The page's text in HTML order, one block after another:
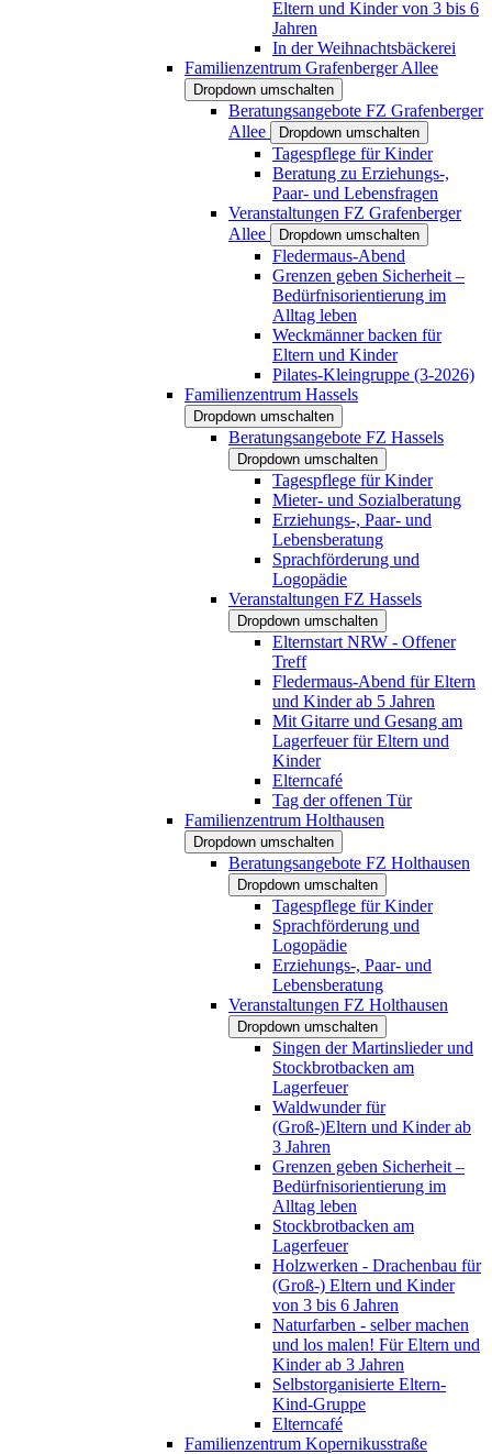
Eltern und Kinder von 3 bis 6
Jahren
In der Weihnachtsbäckerei
Familienzentrum Grafenberger Allee
Dropdown umschalten
Beratungsangebote FZ Grafenberger
Allee
Dropdown umschalten
Tagespflege für Kinder
Beratung zu Erziehungs-,
Paar- und Lebensfragen
Veranstaltungen FZ Grafenberger
Allee
Dropdown umschalten
Fledermaus-Abend
Grenzen geben Sicherheit –
Bedürfnisorientierung im
Alltag leben
Weckmänner backen für
Eltern und Kinder
Pilates-Kleingruppe (3-2026)
Familienzentrum Hassels
Dropdown umschalten
Beratungsangebote FZ Hassels
Dropdown umschalten
Tagespflege für Kinder
Mieter- und Sozialberatung
Erziehungs-, Paar- und
Lebensberatung
Sprachförderung und
Logopädie
Veranstaltungen FZ Hassels
Dropdown umschalten
Elternstart NRW - Offener
Treff
Fledermaus-Abend für Eltern
und Kinder ab 5 Jahren
Mit Gitarre und Gesang am
Lagerfeuer für Eltern und
Kinder
Elterncafé
Tag der offenen Tür
Familienzentrum Holthausen
Dropdown umschalten
Beratungsangebote FZ Holthausen
Dropdown umschalten
Tagespflege für Kinder
Sprachförderung und
Logopädie
Erziehungs-, Paar- und
Lebensberatung
Veranstaltungen FZ Holthausen
Dropdown umschalten
Singen der Martinslieder und
Stockbrotbacken am
Lagerfeuer
Waldwunder für
(Groß-)Eltern und Kinder ab
3 Jahren
Grenzen geben Sicherheit –
Bedürfnisorientierung im
Alltag leben
Stockbrotbacken am
Lagerfeuer
Holzwerken - Drachenbau für
(Groß-) Eltern und Kinder
von 3 bis 6 Jahren
Naturfarben - selber machen
und los malen! Für Eltern und
Kinder ab 3 Jahren
Selbstorganisierte Eltern-
Kind-Gruppe
Elterncafé
Familienzentrum Kopernikusstraße